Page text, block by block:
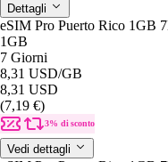
Dettagli
eSIM Pro Puerto Rico 1GB
1GB
7 Giorni
8,31 USD/GB
8,31 USD
(7,19 €)
3% di sconto
Vedi dettagli